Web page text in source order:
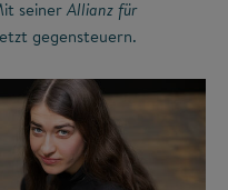
seinerAllianz für
gegensteuern.